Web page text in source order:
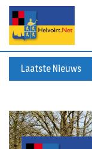
Laatste Nieuws